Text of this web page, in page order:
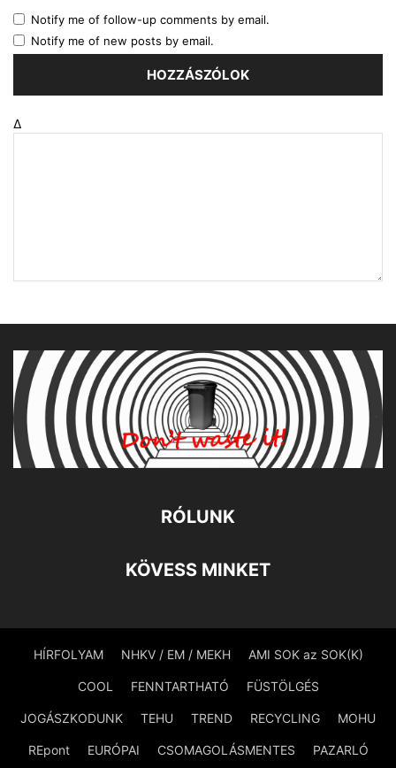
Notify me of follow-up comments by email.
Notify me of new posts by email.
Δ
RÓLUNK
KÖVESS MINKET
HÍRFOLYAM NHKV / EM / MEKH AMI SOK az SOK(K)
COOL FENNTARTHATÓ FÜSTÖLGÉS
JOGÁSZKODUNK TEHU TREND RECYCLING MOHU
REpont EURÓPAI CSOMAGOLÁSMENTES PAZARLÓ